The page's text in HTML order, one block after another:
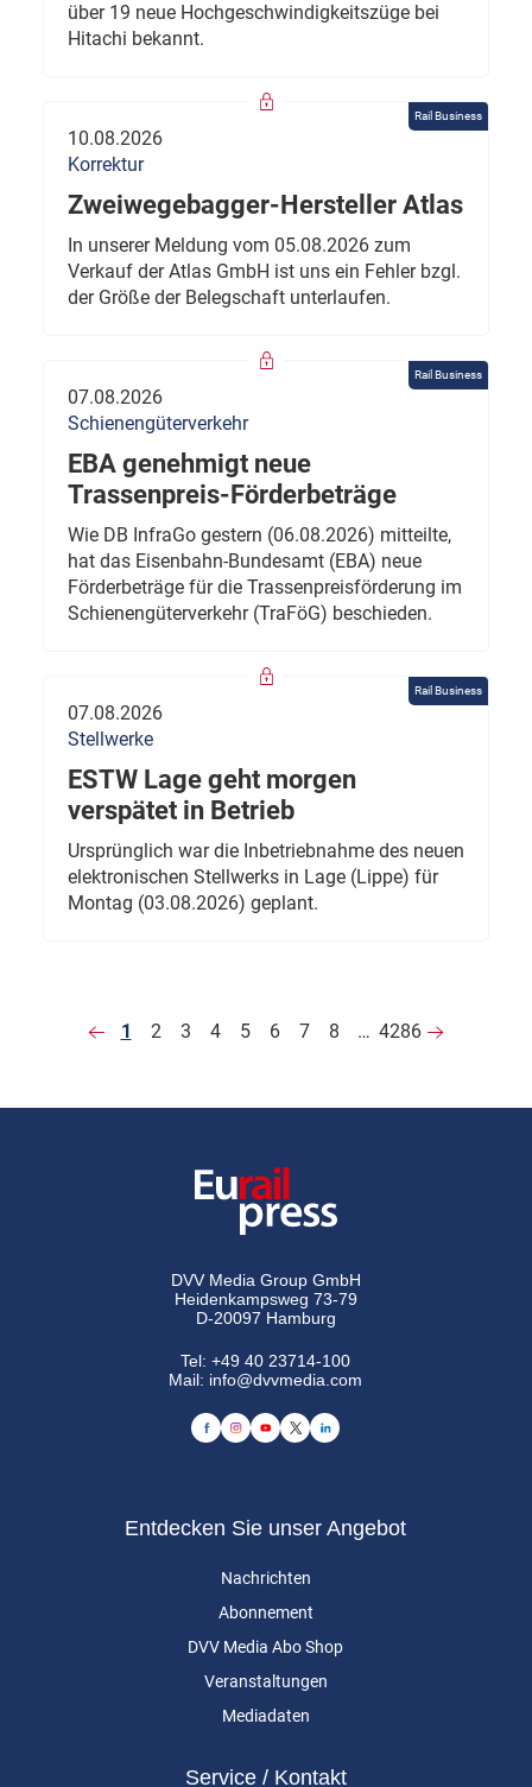
über 19 neue Hochgeschwindigkeitszüge bei
Hitachi bekannt.
Rail Business
10.08.2026
Korrektur
Zweiwegebagger-Hersteller Atlas
In unserer Meldung vom 05.08.2026 zum
Verkauf der Atlas GmbH ist uns ein Fehler bzgl.
der Größe der Belegschaft unterlaufen.
Rail Business
07.08.2026
Schienengüterverkehr
EBA genehmigt neue
Trassenpreis-Förderbeträge
Wie DB InfraGo gestern (06.08.2026) mitteilte,
hat das Eisenbahn-Bundesamt (EBA) neue
Förderbeträge für die Trassenpreisförderung im
Schienengüterverkehr (TraFöG) beschieden.
Rail Business
07.08.2026
Stellwerke
ESTW Lage geht morgen
verspätet in Betrieb
Ursprünglich war die Inbetriebnahme des neuen
elektronischen Stellwerks in Lage (Lippe) für
Montag (03.08.2026) geplant.
1 2 3 4 5 6 7 8 … 4286
DVV Media Group GmbH
Heidenkampsweg 73-79
D-20097 Hamburg
Tel:+49 40 23714-100
Mail: info@dvvmedia.com
Entdecken Sie unser Angebot
Nachrichten
Abonnement
DVV Media Abo Shop
Veranstaltungen
Mediadaten
Service / Kontakt